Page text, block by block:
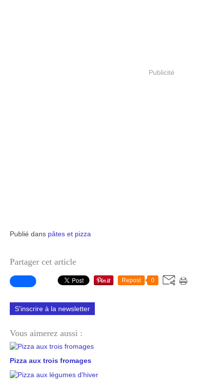
Publicité
Publié dans pâtes et pizza
Partager cet article
Repost 0
S'inscrire à la newsletter
Vous aimerez aussi :
Pizza aux trois fromages